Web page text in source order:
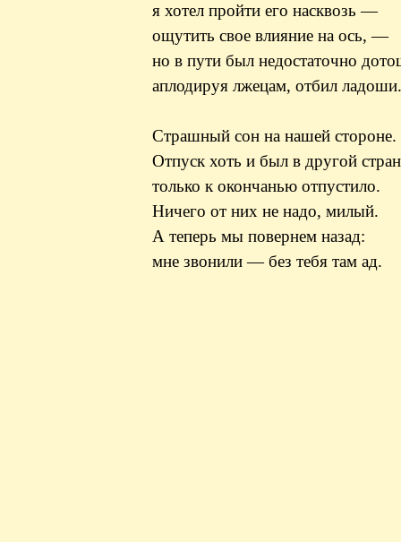
я хотел пройти его насквозь —
ощутить свое влияние на ось, —
но в пути был недостаточно
аплодируя лжецам, отбил ладоши.
Страшный сон на нашей стороне.
Отпуск хоть и был в другой
только к окончанью отпустило.
Ничего от них не надо, милый.
А теперь мы повернем назад:
мне звонили — без тебя там ад.